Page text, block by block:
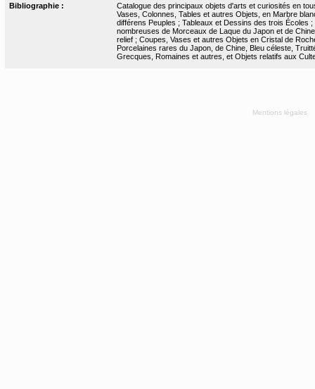
Bibliographie :
Catalogue des principaux objets d'arts et curiosités en
Vases, Colonnes, Tables et autres Objets, en Marbre
différens Peuples ; Tableaux et Dessins des trois Écoles
nombreuses de Morceaux de Laque du Japon et de
relief ; Coupes, Vases et autres Objets en Cristal de
Porcelaines rares du Japon, de Chine, Bleu céleste,
Grecques, Romaines et autres, et Objets relatifs aux
Mentions légales